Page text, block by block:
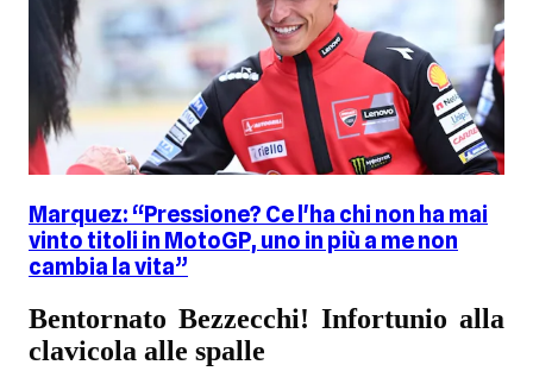
Marquez: “Pressione? Ce l'ha chi non ha mai
vinto titoli in MotoGP, uno in più a me non
cambia la vita”
Bentornato Bezzecchi! Infortunio alla
clavicola alle spalle